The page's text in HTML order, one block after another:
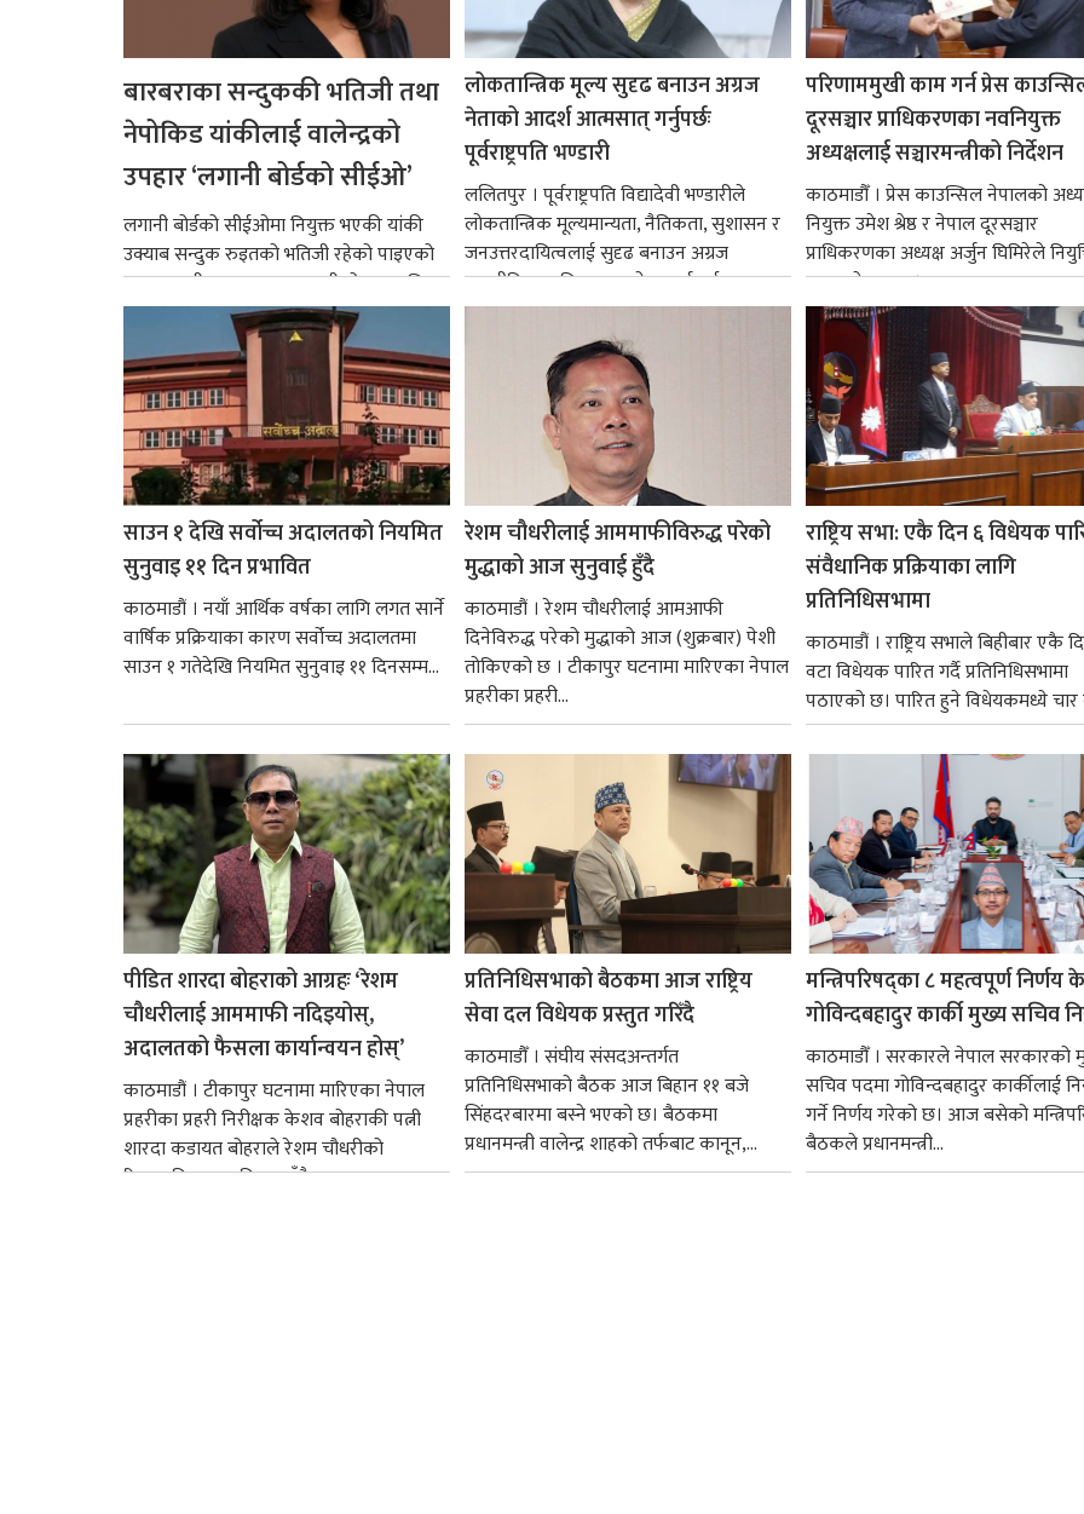
बारबराका सन्दुककी भतिजी तथा
नेपोकिड यांकीलाई वालेन्द्रको
उपहार ‘लगानी बोर्डको सीईओ’
लगानी बोर्डको सीईओमा नियुक्त भएकी यांकी
उक्याब सन्दुक रुइतको भतिजी रहेको पाइएको
छ। तत्कालीन समयमा महाकालीको अञ्चलाधिश
नै बनेका जोन...
लोकतान्त्रिक मूल्य सुदृढ बनाउन अग्रज
नेताको आदर्श आत्मसात् गर्नुपर्छः
पूर्वराष्ट्रपति भण्डारी
ललितपुर । पूर्वराष्ट्रपति विद्यादेवी भण्डारीले
लोकतान्त्रिक मूल्यमान्यता, नैतिकता, सुशासन र
जनउत्तरदायित्वलाई सुदृढ बनाउन अग्रज
राजनीतिक व्यक्तित्वहरूको आदर्शलाई आत्मसात्
गर्न आवश्यक...
परिणाममुखी काम गर्न प्रेस
दूरसञ्चार प्राधिकरणका नवनियुक्त
अध्यक्षलाई सञ्चारमन्त्रीको निर्देशन
काठमाडौँ । प्रेस काउन्सिल नेपालको
नियुक्त उमेश श्रेष्ठ र नेपाल दूरसञ्चार
प्राधिकरणका अध्यक्ष अर्जुन घिमिरेले
ग्रहण गरेका छन्।...
साउन १ देखि सर्वोच्च अदालतको नियमित
सुनुवाइ ११ दिन प्रभावित
काठमाडौं । नयाँ आर्थिक वर्षका लागि लगत सार्ने
वार्षिक प्रक्रियाका कारण सर्वोच्च अदालतमा
साउन १ गतेदेखि नियमित सुनुवाइ ११ दिनसम्म...
रेशम चौधरीलाई आममाफीविरुद्ध परेको
मुद्धाको आज सुनुवाई हुँदै
काठमाडौं । रेशम चौधरीलाई आमआफी
दिनेविरुद्ध परेको मुद्धाको आज (शुक्रबार) पेशी
तोकिएको छ । टीकापुर घटनामा मारिएका नेपाल
प्रहरीका प्रहरी...
राष्ट्रिय सभा: एकै दिन ६ विधेयक
संवैधानिक प्रक्रियाका लागि
प्रतिनिधिसभामा
काठमाडौं । राष्ट्रिय सभाले बिहीबार एकै
वटा विधेयक पारित गर्दै प्रतिनिधिसभामा
पठाएको छ। पारित हुने विधेयकमध्ये चार
पीडित शारदा बोहराको आग्रहः ‘रेशम
चौधरीलाई आममाफी नदिइयोस्,
अदालतको फैसला कार्यान्वयन होस्’
काठमाडौं । टीकापुर घटनामा मारिएका नेपाल
प्रहरीका प्रहरी निरीक्षक केशव बोहराकी पत्नी
शारदा कडायत बोहराले रेशम चौधरीको
रिहाइप्रति असहमति जनाउँदै...
प्रतिनिधिसभाको बैठकमा आज राष्ट्रिय
सेवा दल विधेयक प्रस्तुत गरिँदै
काठमाडौँ । संघीय संसदअन्तर्गत
प्रतिनिधिसभाको बैठक आज बिहान ११ बजे
सिंहदरबारमा बस्ने भएको छ। बैठकमा
प्रधानमन्त्री वालेन्द्र शाहको तर्फबाट कानून,...
मन्त्रिपरिषद्का ८ महत्वपूर्ण
गोविन्दबहादुर कार्की मुख्य सचिव
काठमाडौँ । सरकारले नेपाल सरकारको
सचिव पदमा गोविन्दबहादुर कार्कीलाई
गर्ने निर्णय गरेको छ। आज बसेको
बैठकले प्रधानमन्त्री...